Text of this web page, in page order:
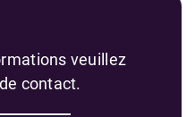
veuillez
contact.